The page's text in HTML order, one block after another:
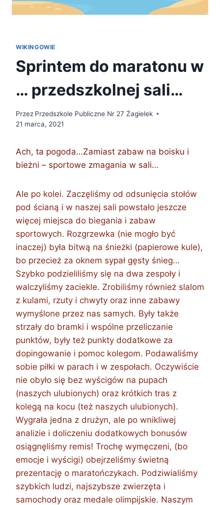
WIKINGOWIE
Sprintem do maratonu w
… przedszkolnej sali…
Przez Przedszkole Publiczne Nr 27 Żagielek
21 marca, 2021
Ach, ta pogoda…Zamiast zabaw na boisku i
bieżni – sportowe zmagania w sali…
Ale po kolei. Zaczęliśmy od odsunięcia stołów
pod ścianą i w naszej sali powstało jeszcze
więcej miejsca do biegania i zabaw
sportowych. Rozgrzewka (nie mogło być
inaczej) była bitwą na śnieżki (papierowe kule),
bo przecież za oknem sypał gęsty śnieg…
Szybko podzieliliśmy się na dwa zespoły i
walczyliśmy zaciekle. Zrobiliśmy również slalom
z kulami, rzuty i chwyty oraz inne zabawy
wymyślone przez nas samych. Były także
strzały do bramki i wspólne przeliczanie
punktów, były też punkty dodatkowe za
dopingowanie i pomoc kolegom. Podawaliśmy
sobie piłki w parach i w zespołach. Oczywiście
nie obyło się bez wyścigów na pupach
(naszych ulubionych) oraz krótkich tras z
kolegą na kocu (też naszych ulubionych).
Wygrała jedna z drużyn, ale po wnikliwej
analizie i doliczeniu dodatkowych bonusów
osiągnęliśmy remis! Trochę wymęczeni, (bo
emocje i wyścigi) obejrzeliśmy świetną
prezentację o maratończykach. Podziwialiśmy
szybkich ludzi, najszybsze zwierzęta i
samochody oraz medale olimpijskie. Naszym